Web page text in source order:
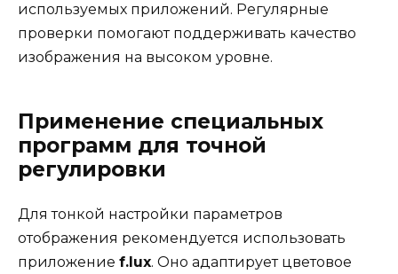
используемых приложений. Регулярные
проверки помогают поддерживать качество
изображения на высоком уровне.
Применение специальных
программ для точной
регулировки
Для тонкой настройки параметров
отображения рекомендуется использовать
приложение f.lux. Оно адаптирует цветовое